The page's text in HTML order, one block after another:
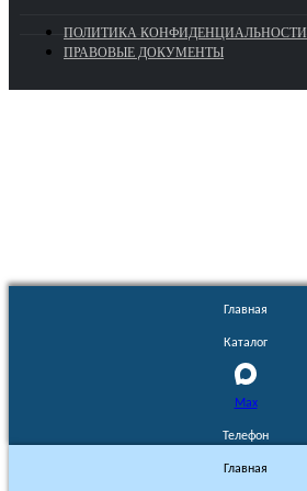
ПОЛИТИКА КОНФИДЕНЦИАЛЬНОСТИ
ПРАВОВЫЕ ДОКУМЕНТЫ
Главная
Каталог
Max
Телефон
Главная